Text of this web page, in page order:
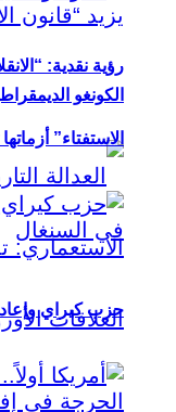
رؤية نقدية:
الكونغو
الاستفتاء”
حزب كيراي